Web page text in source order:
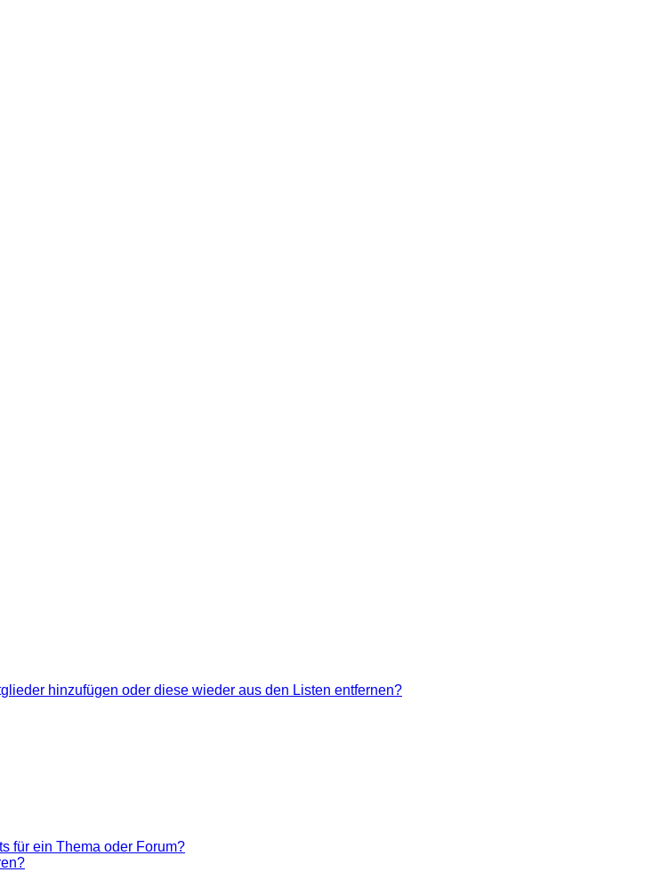
hinzufügen oder diese wieder aus den Listen entfernen?
für ein Thema oder Forum?